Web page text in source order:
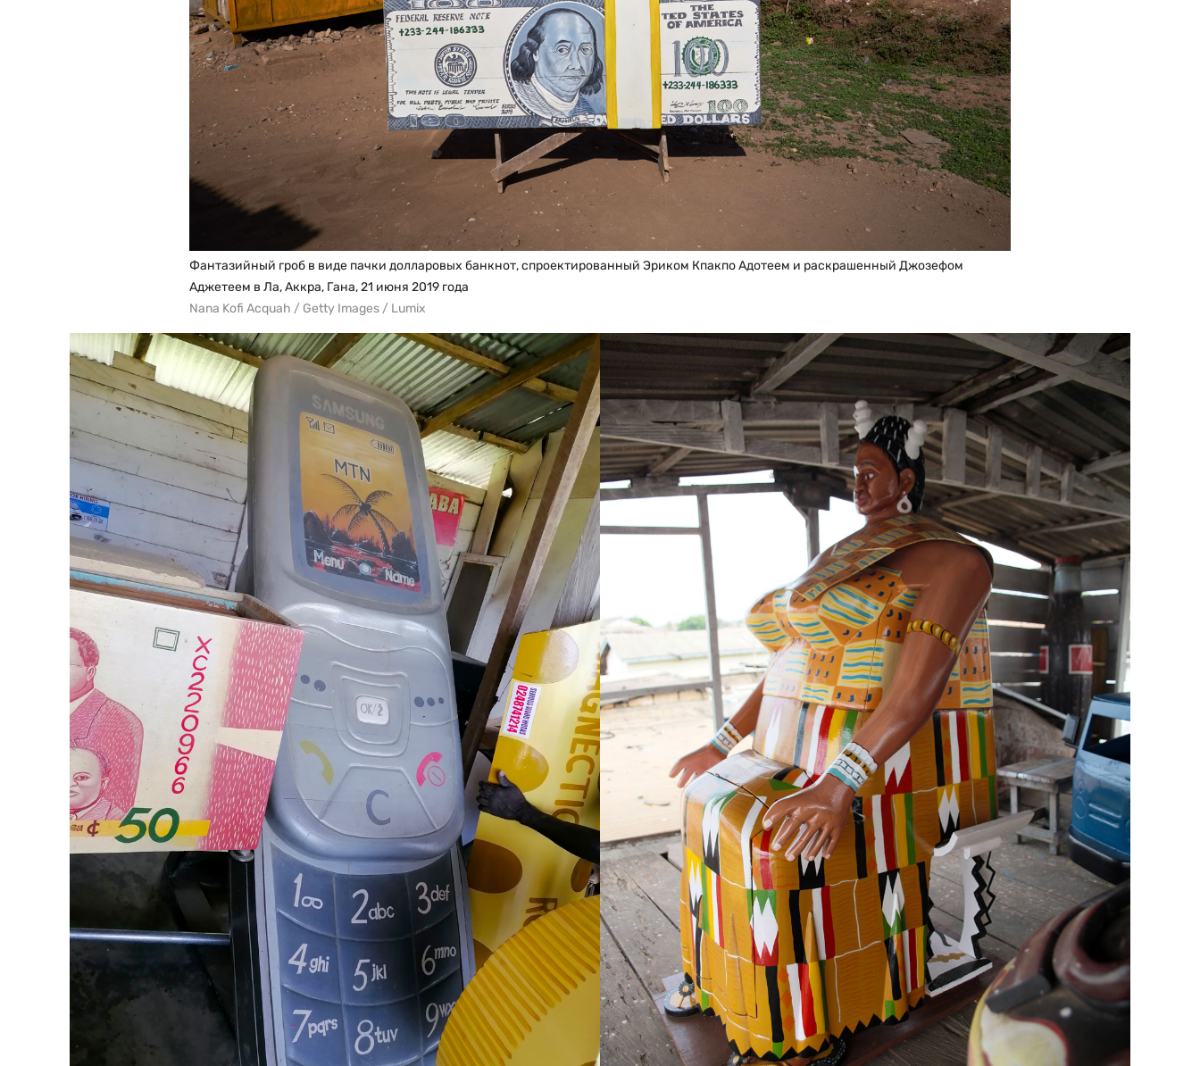
Фантазийный гроб в виде пачки долларовых банкнот, спроектированный Эриком Кпакпо Адотеем и раскрашенный Джозефом
Аджетеем в Ла, Аккра, Гана, 21 июня 2019 года
Nana Kofi Acquah / Getty Images / Lumix